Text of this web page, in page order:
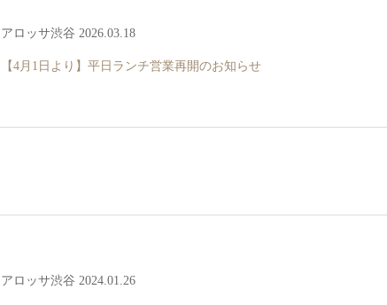
アロッサ渋谷 2026.03.18
【4月1日より】平日ランチ営業再開のお知らせ
アロッサ渋谷 2024.01.26